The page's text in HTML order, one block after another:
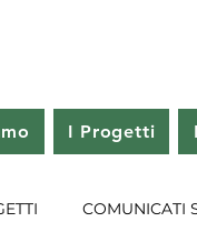
I Progetti
COMUNICATI